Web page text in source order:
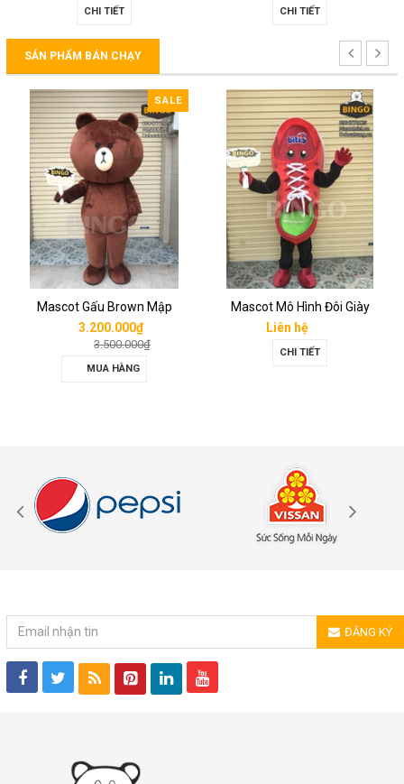
CHI TIẾT CHI TIẾT
SẢN PHẨM BÁN CHẠY
SALE
Mascot Gấu Brown Mập
3.200.000₫
3.500.000₫
MUA HÀNG
Mascot Mô Hình Đôi Giày
Liên hệ
CHI TIẾT
ĐĂNG KÝ